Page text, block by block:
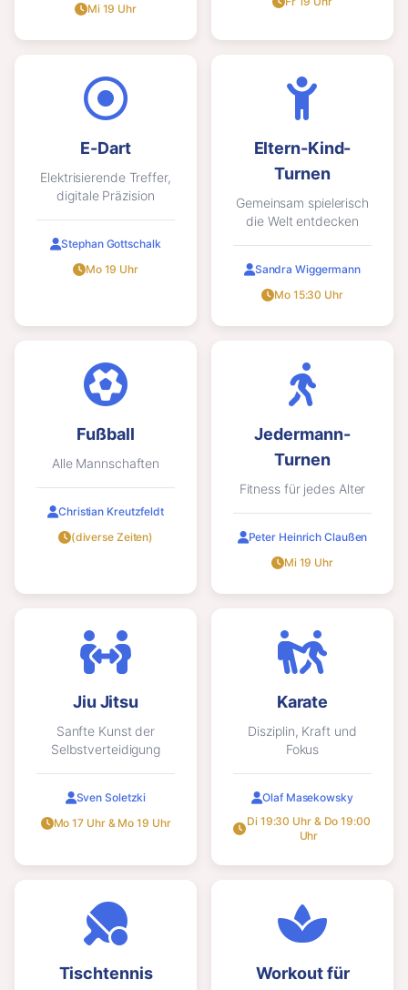
Mi 19 Uhr
E-Dart
Elektrisierende Treffer,
digitale Präzision
Stephan Gottschalk
Mo 19 Uhr
Eltern-Kind-
Turnen
Gemeinsam spielerisch
die Welt entdecken
Sandra Wiggermann
Mo 15:30 Uhr
Fußball
Alle Mannschaften
Christian Kreutzfeldt
(diverse Zeiten)
Jedermann-
Turnen
Fitness für jedes Alter
Peter Heinrich Claußen
Mi 19 Uhr
Jiu Jitsu
Sanfte Kunst der
Selbstverteidigung
Sven Soletzki
Mo 17 Uhr & Mo 19 Uhr
Karate
Disziplin, Kraft und
Fokus
Olaf Masekowsky
Di 19:30 Uhr & Do 19:00
Uhr
Tischtennis
Workout für